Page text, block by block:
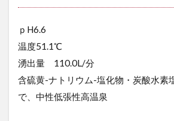
ｐH6.6
温度51.1℃
湧出量 110.0L/分
含硫黄-ナトリウム-塩化物・炭酸水素
で、中性低張性高温泉